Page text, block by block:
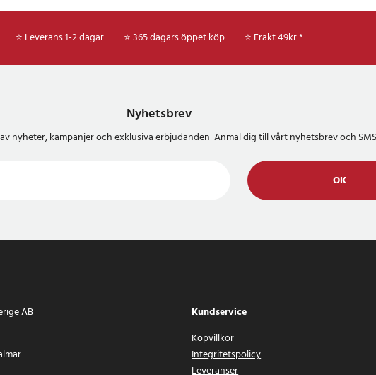
⭐ Leverans 1-2 dagar ⭐ 365 dagars öppet köp ⭐ Frakt 49kr *
Nyhetsbrev
nyheter, kampanjer och exklusiva erbjudanden Anmäl dig till vårt nyhetsbrev och
OK
AB
Kundservice
Köpvillkor
Integritetspolicy
Leveranser